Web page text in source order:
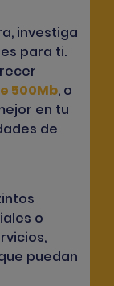
investiga
para ti.
500Mb, o
en tu
de
o
puedan